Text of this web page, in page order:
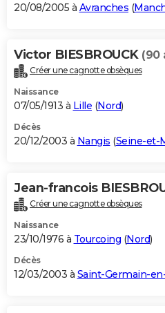
20/08/2005 à Avranches (
Victor BIESBROUCK (90
Créer une cagnotte obsèques
Naissance
07/05/1913 à Lille (Nord)
Décès
20/12/2003 à Nangis (Seine-et-
Jean-francois
Créer une cagnotte obsèques
Naissance
23/10/1976 à Tourcoing (Nord)
Décès
12/03/2003 à Saint-Germain-